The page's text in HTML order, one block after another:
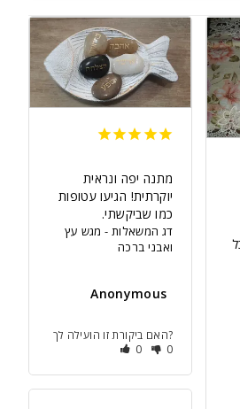
כמו שביקשתי.
דג המשאלות - מגש עץ
ואבני ברכה
Anonymous
האם ביקורת זו הועילה לך?
0
0